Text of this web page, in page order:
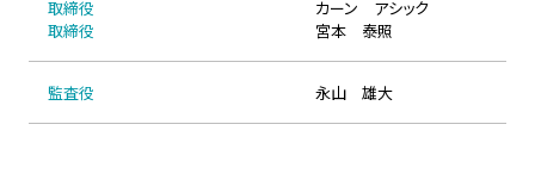
取締役
取締役
カーン アシック
宮本 泰照
監査役 永山 雄大